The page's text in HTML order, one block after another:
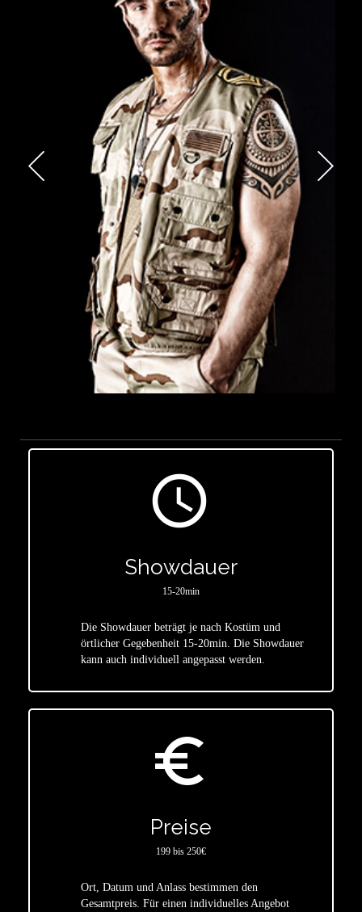
access_time
Showdauer
15-20min
Die Showdauer beträgt je nach Kostüm und
örtlicher Gegebenheit 15-20min. Die Showdauer
kann auch individuell angepasst werden.
euro_symbol
Preise
199 bis 250€
Ort, Datum und Anlass bestimmen den
Gesamtpreis. Für einen individuelles Angebot